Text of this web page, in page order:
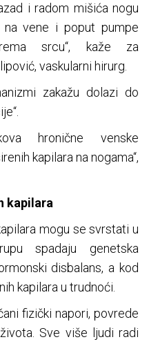
i radom mišića nogu
vene i poput pumpe
srcu“, kaže za
vaskularni hirurg.
zakažu dolazi do
hronične venske
kapilara na nogama“,
kapilara
mogu se svrstati u
spadaju genetska
disbalans, a kod
kapilara u trudnoći.
fizički napori, povrede
Sve više ljudi radi